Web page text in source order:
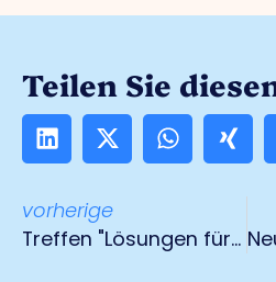
Teilen Sie
vorherige
Treffen "Lösungen für den Personalmangel" 10. April 2025